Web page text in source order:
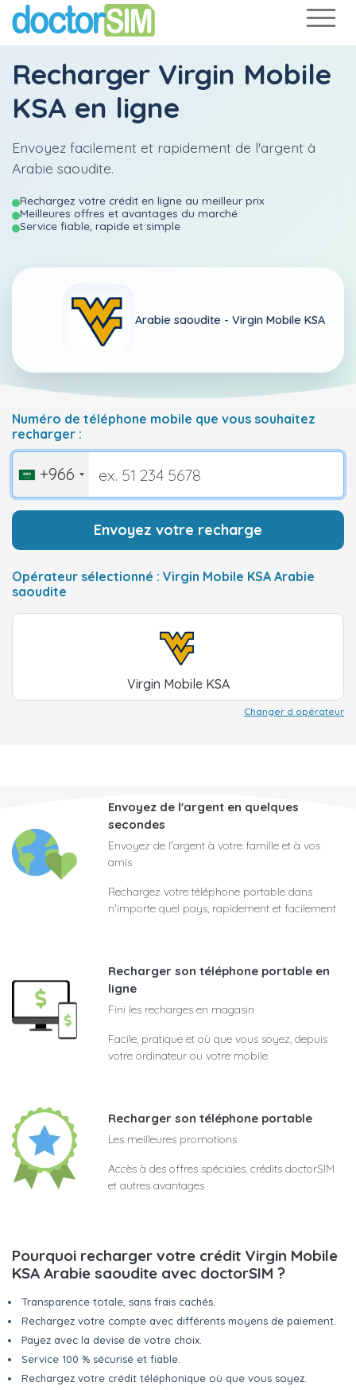
Recharger Virgin Mobile
KSA en ligne
Envoyez facilement et rapidement de l'argent à
Arabie saoudite.
Rechargez votre crédit en ligne au meilleur prix
Meilleures offres et avantages du marché
Service fiable, rapide et simple
Arabie saoudite - Virgin Mobile KSA
Numéro de téléphone mobile que vous souhaitez
recharger :
+966
Envoyez votre recharge
Opérateur sélectionné : Virgin Mobile KSA Arabie
saoudite
Virgin Mobile KSA
Changer d opérateur
Envoyez de l'argent en quelques
secondes
Envoyez de l'argent à votre famille et à vos
amis
Rechargez votre téléphone portable dans
n'importe quel pays, rapidement et facilement
Recharger son téléphone portable en
ligne
Fini les recharges en magasin
Facile, pratique et où que vous soyez, depuis
votre ordinateur ou votre mobile
Recharger son téléphone portable
Les meilleures promotions
Accès à des offres spéciales, crédits doctorSIM
et autres avantages
Pourquoi recharger votre crédit Virgin Mobile
KSA Arabie saoudite avec doctorSIM ?
Transparence totale, sans frais cachés.
Rechargez votre compte avec différents moyens de paiement.
Payez avec la devise de votre choix.
Service 100 % sécurisé et fiable.
Rechargez votre crédit téléphonique où que vous soyez.